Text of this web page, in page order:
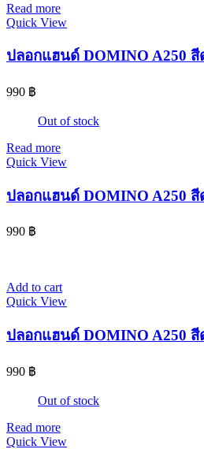
Read more
Quick View
ปลอกแฮนด์ DOMINO A250 สี
990 ฿
Out of stock
Read more
Quick View
ปลอกแฮนด์ DOMINO A250 สี
990 ฿
Add to cart
Quick View
ปลอกแฮนด์ DOMINO A250 สี
990 ฿
Out of stock
Read more
Quick View